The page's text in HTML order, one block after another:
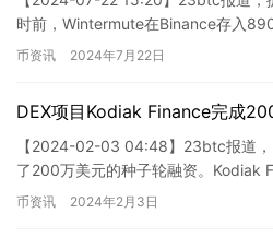
时前，Wintermute在Binance存入
元）。 这则…
币资讯 2024年7月22日
DEX项目Kodiak Finance完成
【2024-02-03 04:48】23btc报道
了200万美元的种子轮融资。Kodiak
Berachain社…
币资讯 2024年2月3日